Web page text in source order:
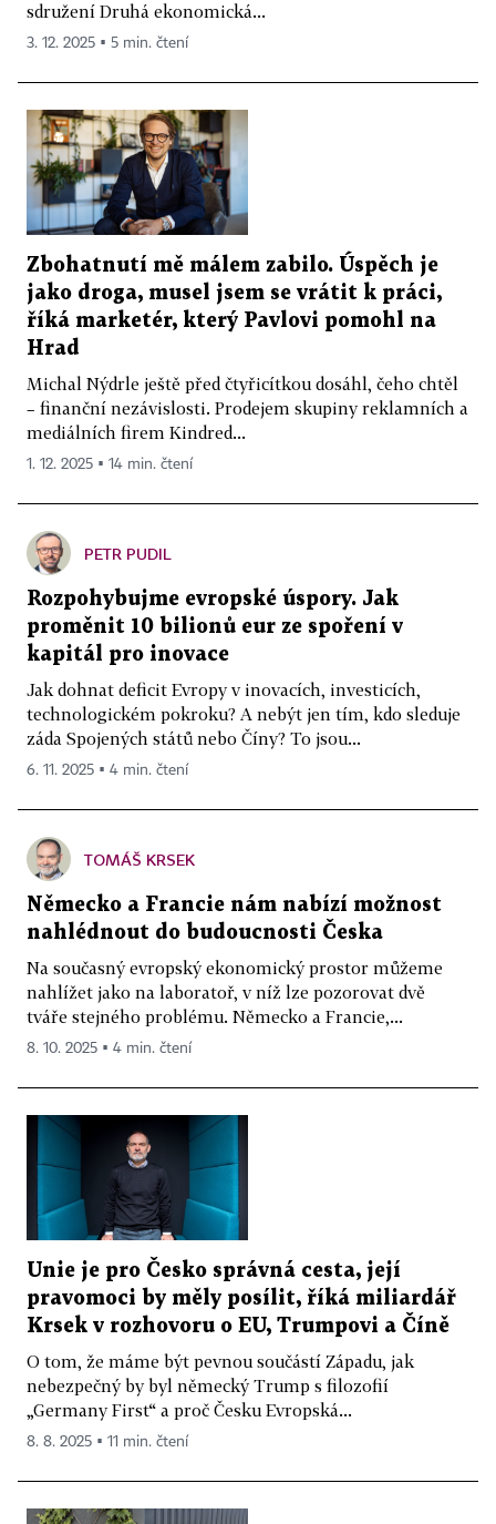
sdružení Druhá ekonomická...
3. 12. 2025 ▪ 5 min. čtení
Zbohatnutí mě málem zabilo. Úspěch je
jako droga, musel jsem se vrátit k práci,
říká marketér, který Pavlovi pomohl na
Hrad
Michal Nýdrle ještě před čtyřicítkou dosáhl, čeho chtěl
– finanční nezávislosti. Prodejem skupiny reklamních a
mediálních firem Kindred...
1. 12. 2025 ▪ 14 min. čtení
PETR PUDIL
Rozpohybujme evropské úspory. Jak
proměnit 10 bilionů eur ze spoření v
kapitál pro inovace
Jak dohnat deficit Evropy v inovacích, investicích,
technologickém pokroku? A nebýt jen tím, kdo sleduje
záda Spojených států nebo Číny? To jsou...
6. 11. 2025 ▪ 4 min. čtení
TOMÁŠ KRSEK
Německo a Francie nám nabízí možnost
nahlédnout do budoucnosti Česka
Na současný evropský ekonomický prostor můžeme
nahlížet jako na laboratoř, v níž lze pozorovat dvě
tváře stejného problému. Německo a Francie,...
8. 10. 2025 ▪ 4 min. čtení
Unie je pro Česko správná cesta, její
pravomoci by měly posílit, říká miliardář
Krsek v rozhovoru o EU, Trumpovi a Číně
O tom, že máme být pevnou součástí Západu, jak
nebezpečný by byl německý Trump s filozofií
„Germany First“ a proč Česku Evropská...
8. 8. 2025 ▪ 11 min. čtení